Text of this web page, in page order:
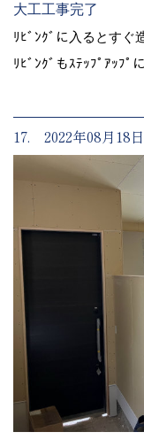
大工工事完了
ﾘﾋﾞﾝｸﾞに入るとすぐ
ﾘﾋﾞﾝｸﾞもｽﾃｯﾌﾟｱｯﾌﾟ
17. 2022年08月18日